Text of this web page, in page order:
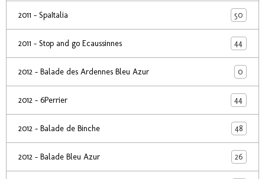
2011 - SpaItalia 50
2011 - Stop and go Ecaussinnes 44
2012 - Balade des Ardennes Bleu Azur 0
2012 - 6Perrier 44
2012 - Balade de Binche 48
2012 - Balade Bleu Azur 26